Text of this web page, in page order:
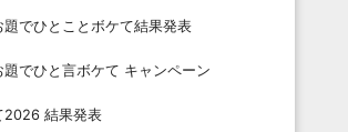
題でひとことボケて結果発表
題でひと言ボケて キャンペーン
2026 結果発表